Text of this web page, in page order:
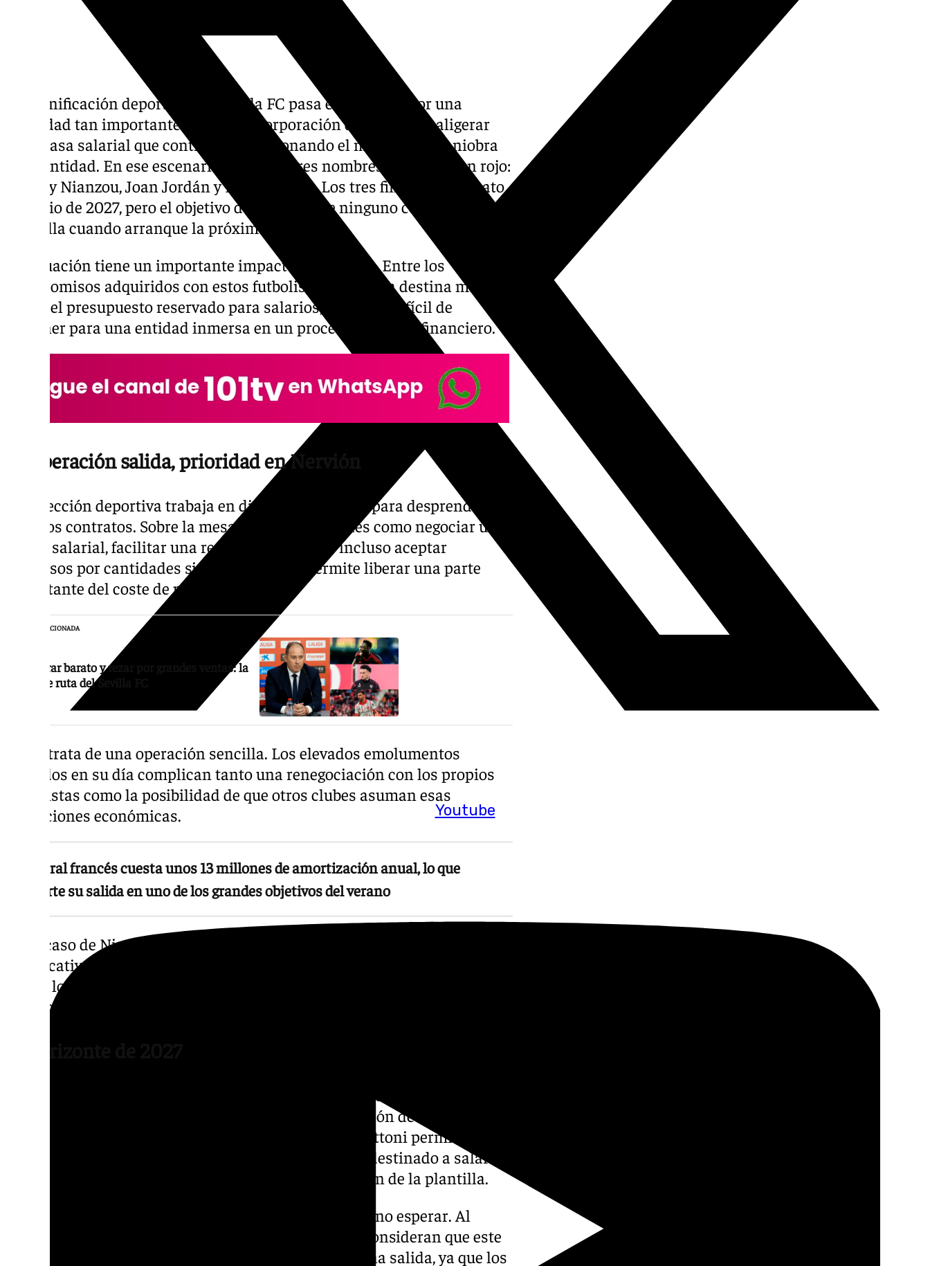
Youtube
La planificación deportiva del Sevilla FC pasa este verano por una
prioridad tan importante como la incorporación de refuerzos: aligerar
una masa salarial que continúa condicionando el margen de maniobra
de la entidad. En ese escenario aparecen tres nombres marcados en rojo:
Tanguy Nianzou, Joan Jordán y Fede Gattoni. Los tres finalizan contrato
en junio de 2027, pero el objetivo del club es que ninguno continúe en la
plantilla cuando arranque la próxima temporada.
La situación tiene un importante impacto económico. Entre los
compromisos adquiridos con estos futbolistas, el Sevilla destina más del
20 % del presupuesto reservado para salarios, una cifra difícil de
sostener para una entidad inmersa en un proceso de ajuste financiero.
La operación salida, prioridad en Nervión
La dirección deportiva trabaja en distintas fórmulas para desprenderse
de estos contratos. Sobre la mesa aparecen opciones como negociar una
rebaja salarial, facilitar una rescisión pactada o incluso aceptar
traspasos por cantidades simbólicas si eso permite liberar una parte
importante del coste de plantilla.
NOTICIA RELACIONADA
Comprar barato y rezar por grandes ventas: la
hoja de ruta del Sevilla FC
No se trata de una operación sencilla. Los elevados emolumentos
firmados en su día complican tanto una renegociación con los propios
futbolistas como la posibilidad de que otros clubes asuman esas
condiciones económicas.
El central francés cuesta unos 13 millones de amortización anual, lo que
convierte su salida en uno de los grandes objetivos del verano
En el caso de Nianzou, además, el peso financiero es especialmente
significativo. El central francés cuesta unos 13 millones de amortización
anual, lo que convierte su salida en uno de los grandes objetivos del
verano.
Si finalmente ninguno encuentra destino en este mercado, el club sabe
que dentro de un año dispondrá de un importante balón de oxígeno. La
finalización de los contratos de Nianzou, Jordán y Gattoni permitiría
liberar una cantidad muy relevante del presupuesto destinado a salarios,
recursos que podrían reinvertirse en la reconstrucción de la plantilla.
Sin embargo, en el Ramón Sánchez-Pizjuán prefieren no esperar. Al
quedar únicamente una temporada de vinculación, consideran que este
verano puede ser el momento idóneo para facilitar una salida, ya que los